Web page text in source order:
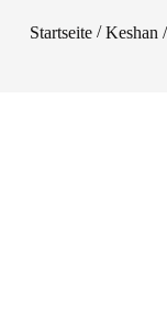
Startseite /Keshan